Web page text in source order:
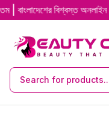
বিশ্বস্ত অনলাইন শপ |